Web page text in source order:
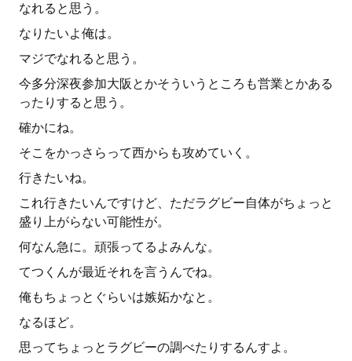
なれると思う。
なりたいよ俺は。
マジでなれると思う。
今多分深夜参加大阪とかそういうところも営業とかある
ったりすると思う。
確かにね。
そこをかっさらって西からも攻めていく。
行きたいね。
これ行きたいんですけど、ただラグビー自体がちょっと
盛り上がらない可能性が。
何なん急に。頑張ってるよみんな。
てつくんが最近それを言うんでね。
俺もちょっとぐらいは嫉妬かなと。
なるほど。
思ってちょっとラグビーの調べたりするんすよ。